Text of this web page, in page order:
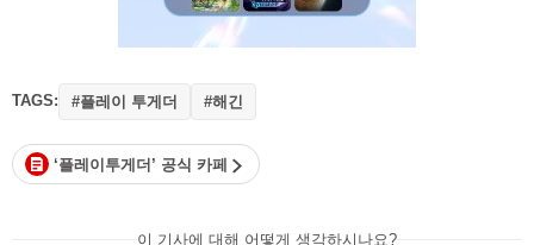
TAGS: #플레이 투게더 #해긴
‘플레이투게더’ 공식 카페
이 기사에 대해 어떻게 생각하시나요?